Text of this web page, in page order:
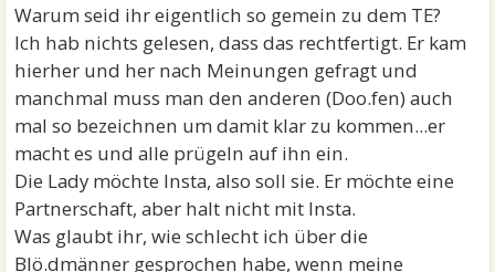
Warum seid ihr eigentlich so gemein zu dem TE?
Ich hab nichts gelesen, dass das rechtfertigt. Er kam
hierher und her nach Meinungen gefragt und
manchmal muss man den anderen (Doo.fen) auch
mal so bezeichnen um damit klar zu kommen...er
macht es und alle prügeln auf ihn ein.
Die Lady möchte Insta, also soll sie. Er möchte eine
Partnerschaft, aber halt nicht mit Insta.
Was glaubt ihr, wie schlecht ich über die
Blö.dmänner gesprochen habe, wenn meine